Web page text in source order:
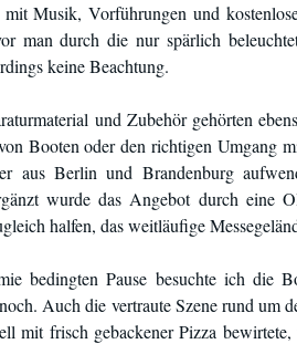
Musik, Vorführungen und
man durch die nur spärlich
keine Beachtung.
und Zubehör gehörten
Booten oder den richtigen Umgang
aus Berlin und Brandenburg
wurde das Angebot durch eine
halfen, das weitläufige
bedingten Pause besuchte ich die
Auch die vertraute Szene rund um
mit frisch gebackener Pizza